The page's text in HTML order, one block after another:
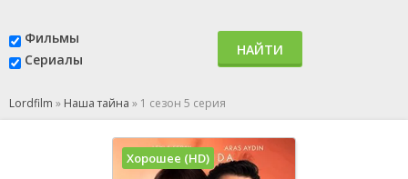
Фильмы
Сериалы
НАЙТИ
Lordfilm » Наша тайна » 1 сезон 5 серия
Хорошее (HD)